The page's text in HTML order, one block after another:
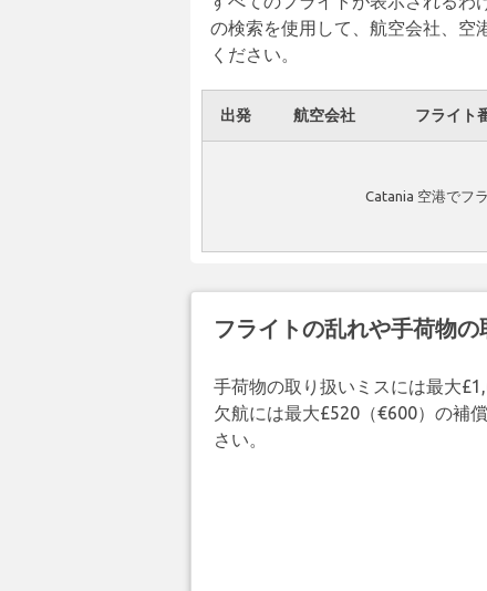
の検索を使用して、航空会社、空
ください。
出発 航空会社 フライト
Catania 空港でフ
フライトの乱れや手荷物
手荷物の取り扱いミスには最大
欠航には最大£520（€600）の補
さい。